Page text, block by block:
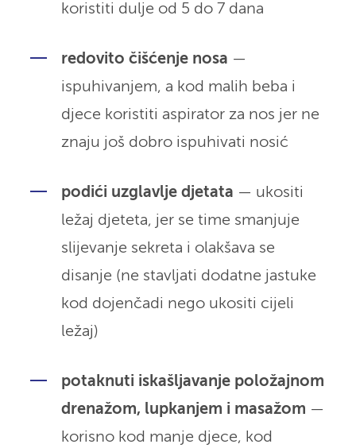
koristiti dulje od 5 do 7 dana
redovito čišćenje nosa —
ispuhivanjem, a kod malih beba i
djece koristiti aspirator za nos jer ne
znaju još dobro ispuhivati nosić
podići uzglavlje djetata — ukositi
ležaj djeteta, jer se time smanjuje
slijevanje sekreta i olakšava se
disanje (ne stavljati dodatne jastuke
kod dojenčadi nego ukositi cijeli
ležaj)
potaknuti iskašljavanje položajnom
drenažom, lupkanjem i masažom —
korisno kod manje djece, kod